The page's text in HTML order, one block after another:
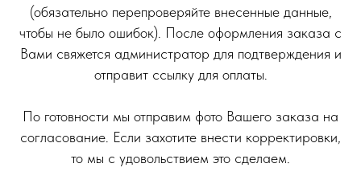
(обязательно перепроверяйте внесенные данные,
чтобы не было ошибок). После оформления заказа с
Вами свяжется администратор для подтверждения и
отправит ссылку для оплаты.
По готовности мы отправим фото Вашего заказа на
согласование. Если захотите внести корректировки,
то мы с удовольствием это сделаем.